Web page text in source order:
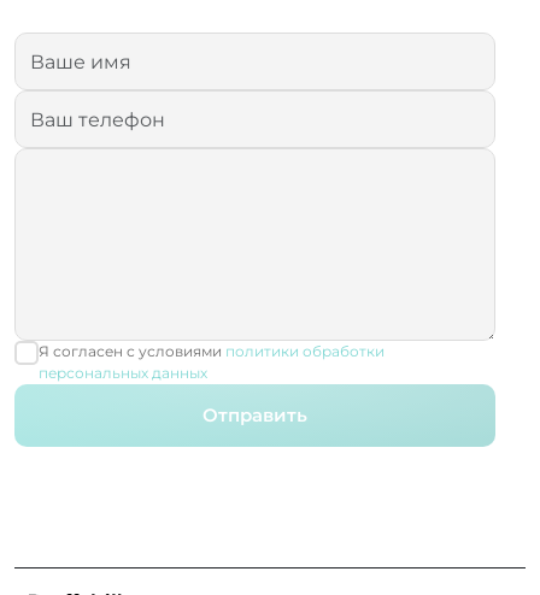
Я согласен с условиями политики обработки
персональных данных
Отправить